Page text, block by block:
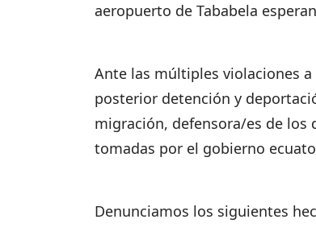
aeropuerto de Tababela
Ante las múltiples violaciones
posterior detención y
migración, defensora/es de los
tomadas por el gobierno
Denunciamos los siguientes